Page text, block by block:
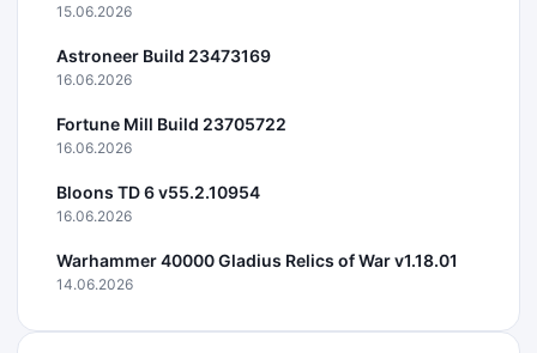
15.06.2026
Astroneer Build 23473169
16.06.2026
Fortune Mill Build 23705722
16.06.2026
Bloons TD 6 v55.2.10954
16.06.2026
Warhammer 40000 Gladius Relics of War v1.18.01
14.06.2026